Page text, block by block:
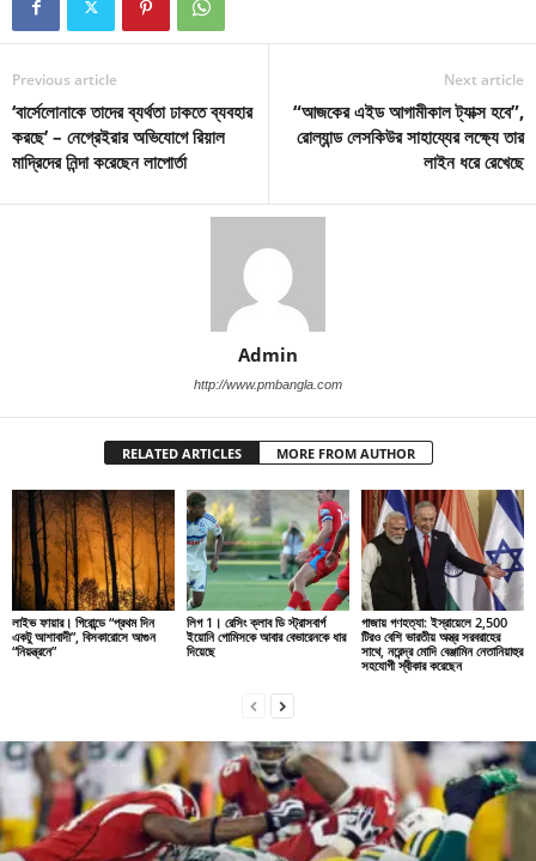
Previous article
‘বার্সেলোনাকে তাদের ব্যর্থতা ঢাকতে ব্যবহার
করছে’ – নেগ্রেইরার অভিযোগে রিয়াল
মাদ্রিদের নিন্দা করেছেন লাপোর্তা
Next article
“আজকের এইড আগামীকাল ট্যাক্স হবে”,
রোল্যান্ড লেসকিউর সাহায্যের লক্ষ্যে তার
লাইন ধরে রেখেছে
Admin
http://www.pmbangla.com
RELATED ARTICLES MORE FROM AUTHOR
লাইভ ফায়ার। গিরোন্ডে “প্রথম দিন
একটু আশাবাদী”, বিসকারোসে আগুন
“নিয়ন্ত্রনে”
লিগ 1। রেসিং ক্লাব ডি স্ট্রাসবার্গ
ইয়োনি গোমিসকে আবার বেভারেনকে ধার
দিয়েছে
গাজায় গণহত্যা: ইস্রায়েলে 2,500
টিরও বেশি ভারতীয় অস্ত্র সরবরাহের
সাথে, নরেন্দ্র মোদি বেঞ্জামিন নেতানিয়াহুর
সহযোগী স্বীকার করেছেন